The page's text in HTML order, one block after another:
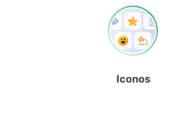
Iconos